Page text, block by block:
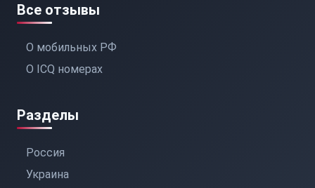
Все отзывы
О мобильных РФ
О ICQ номерах
Разделы
Россия
Украина